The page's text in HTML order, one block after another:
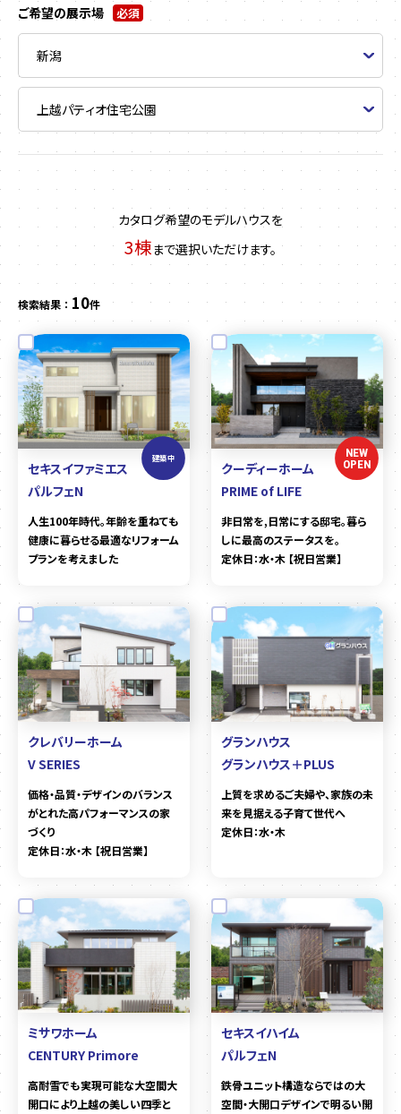
ご希望の展示場 必須
カタログ希望のモデルハウスを
3棟まで選択いただけます。
検索結果 ： 10件
建築中
セキスイファミエス
パルフェN
人生100年時代。年齢を重ねても
健康に暮らせる最適なリフォーム
プランを考えました
NEW
OPEN
クーディーホーム
PRIME of LIFE
非日常を,日常にする邸宅。暮ら
しに最高のステータスを。
定休日：水・木 【祝日営業】
クレバリーホーム
V SERIES
価格・品質・デザインのバランス
がとれた高パフォーマンスの家
づくり
定休日：水・木 【祝日営業】
グランハウス
グランハウス＋PLUS
上質を求めるご夫婦や、家族の未
来を見据える子育て世代へ
定休日：水・木
ミサワホーム
CENTURY Primore
高耐雪でも実現可能な大空間大
開口により上越の美しい四季と
セキスイハイム
パルフェN
鉄骨ユニット構造ならではの大
空間・大開口デザインで明るい開